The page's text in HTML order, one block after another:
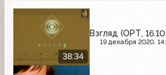
38:34
Взгляд (ОРТ,
19 декабря 2020,